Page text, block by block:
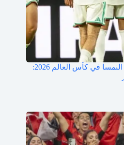
تشكيل منتخب الجزائر لملاقاة النمسا في كأس العالم 2026: